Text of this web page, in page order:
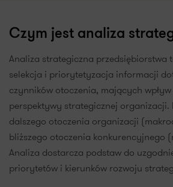
Czym jest analiza
Analiza strategiczna przedsiębiorstwa
selekcja i priorytetyzacja informacji
czynników otoczenia, mających
perspektywy strategicznej
dalszego otoczenia organizacji
bliższego otoczenia konkurencyjnego
Analiza dostarcza podstaw do
priorytetów i kierunków rozwoju